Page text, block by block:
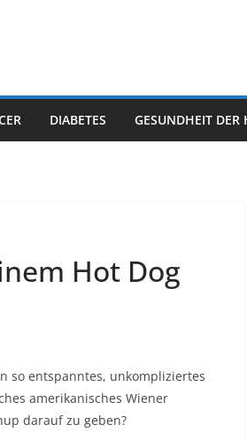
DIABETES GESUNDHEIT DER
Hot Dog
so entspanntes, unkompliziertes
amerikanisches Wiener
darauf zu geben?